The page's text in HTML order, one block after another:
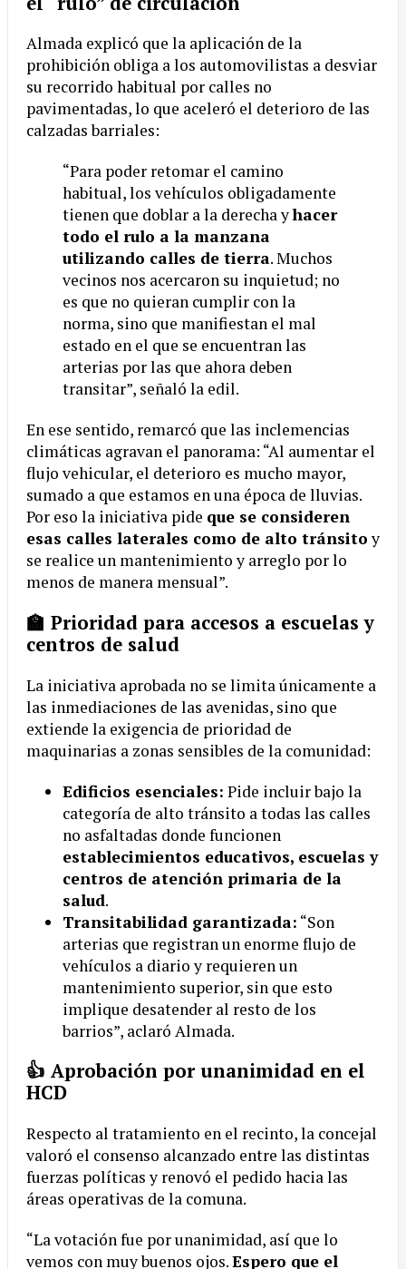
Almada explicó que la aplicación de la
prohibición obliga a los automovilistas a desviar
su recorrido habitual por calles no
pavimentadas, lo que aceleró el deterioro de las
calzadas barriales:
“Para poder retomar el camino
habitual, los vehículos obligadamente
tienen que doblar a la derecha yhacer
todo el rulo a la manzana
utilizando calles de tierra. Muchos
vecinos nos acercaron su inquietud; no
es que no quieran cumplir con la
norma, sino que manifiestan el mal
estado en el que se encuentran las
arterias por las que ahora deben
transitar”, señaló la edil.
En ese sentido, remarcó que las inclemencias
climáticas agravan el panorama: “Al aumentar el
flujo vehicular, el deterioro es mucho mayor,
sumado a que estamos en una época de lluvias.
Por eso la iniciativa pide que se consideren
esas calles laterales como de alto tránsitoy
se realice un mantenimiento y arreglo por lo
menos de manera mensual”.
🏫 Prioridad para accesos a escuelas y
centros de salud
La iniciativa aprobada no se limita únicamente a
las inmediaciones de las avenidas, sino que
extiende la exigencia de prioridad de
maquinarias a zonas sensibles de la comunidad:
Edificios esenciales: Pide incluir bajo la
categoría de alto tránsito a todas las calles
no asfaltadas donde funcionen
establecimientos educativos, escuelas y
centros de atención primaria de la
salud.
Transitabilidad garantizada: “Son
arterias que registran un enorme flujo de
vehículos a diario y requieren un
mantenimiento superior, sin que esto
implique desatender al resto de los
barrios”, aclaró Almada.
👍 Aprobación por unanimidad en el
HCD
Respecto al tratamiento en el recinto, la concejal
valoró el consenso alcanzado entre las distintas
fuerzas políticas y renovó el pedido hacia las
áreas operativas de la comuna.
“La votación fue por unanimidad, así que lo
vemos con muy buenos ojos.Espero que el